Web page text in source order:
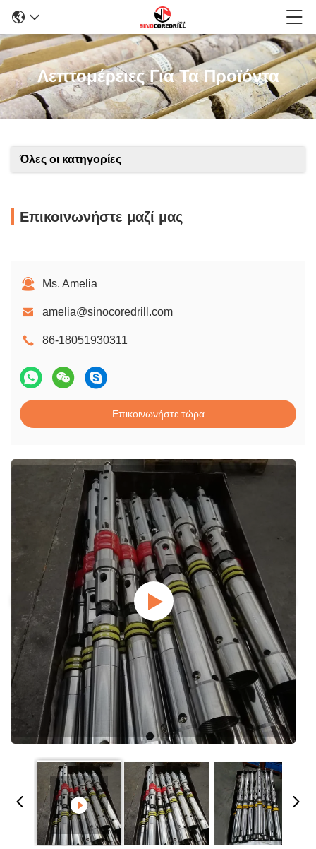
Λεπτομέρειες Για Τα Προϊόντα
Όλες οι κατηγορίες
Επικοινωνήστε μαζί μας
Ms. Amelia
amelia@sinocoredrill.com
86-18051930311
Επικοινωνήστε τώρα